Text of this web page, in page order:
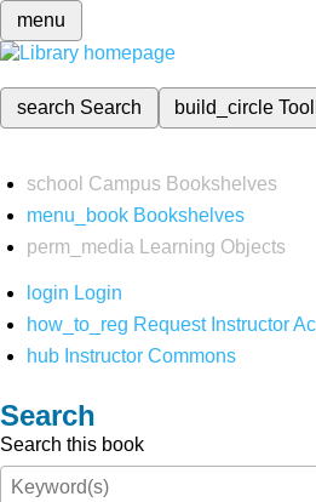
menu
search Search build_circle
school Campus Bookshelves
menu_book Bookshelves
perm_media
Learning Objects
login Login
how_to_reg Request Instructor
hub Instructor Commons
Search
Search this book